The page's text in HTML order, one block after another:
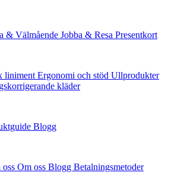
& Välmående Jobba & Resa Presentkort
liniment Ergonomi och stöd Ullprodukter
kläder
Blogg
Om oss Blogg Betalningsmetoder